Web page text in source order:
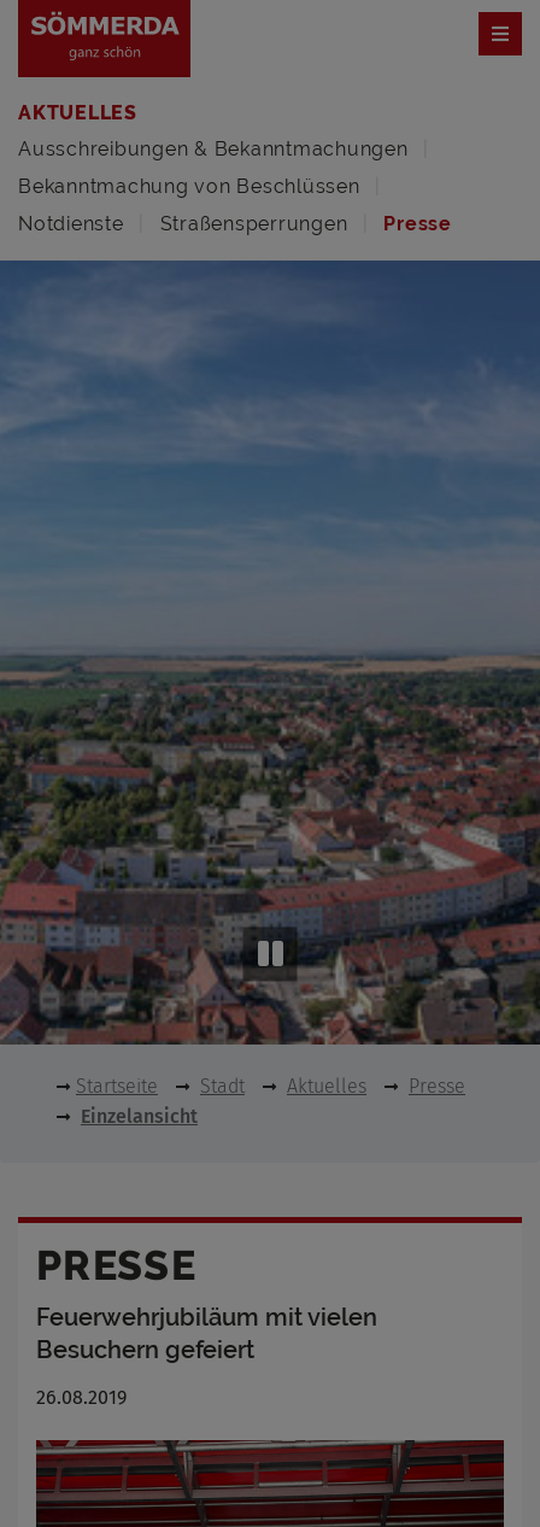
AKTUELLES
Ausschreibungen & Bekanntmachungen
Bekanntmachung von Beschlüssen
Notdienste
Straßensperrungen Presse
Startseite Stadt Aktuelles
Presse
Einzelansicht
PRESSE
Feuerwehrjubiläum mit vielen
Besuchern gefeiert
26.08.2019